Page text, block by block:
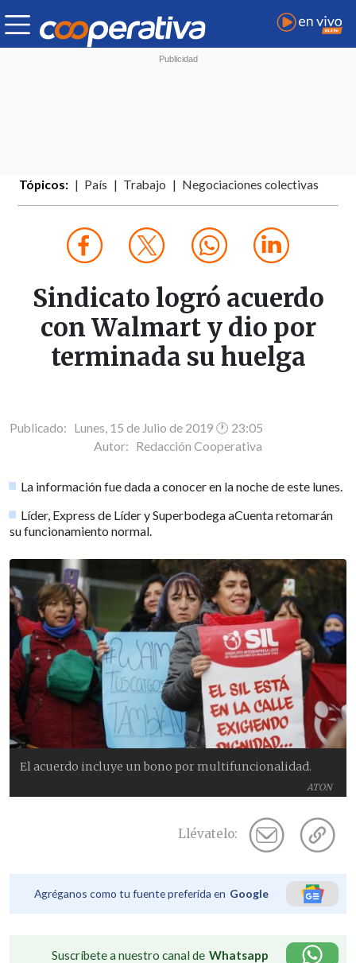
Tópicos: País Trabajo Negociaciones colectivas
Sindicato logró acuerdo
con Walmart y dio por
terminada su huelga
Publicado: Lunes, 15 de Julio de 2019 🕐 23:05
Autor: Redacción Cooperativa
La información fue dada a conocer en la noche de este lunes.
Líder, Express de Líder y Superbodega aCuenta retomarán
su funcionamiento normal.
ATON
El acuerdo incluye un bono por multifuncionalidad.
Llévatelo:
Agréganos como tu fuente preferida en Google
Suscríbete a nuestro canal de Whatsapp